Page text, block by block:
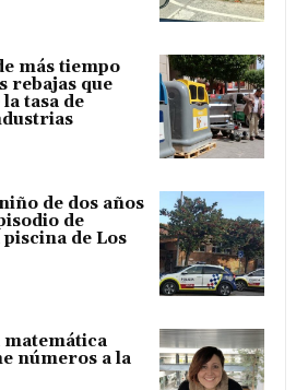
más tiempo
rebajas que
tasa de
de dos años
de
de Los
matemática
números a la